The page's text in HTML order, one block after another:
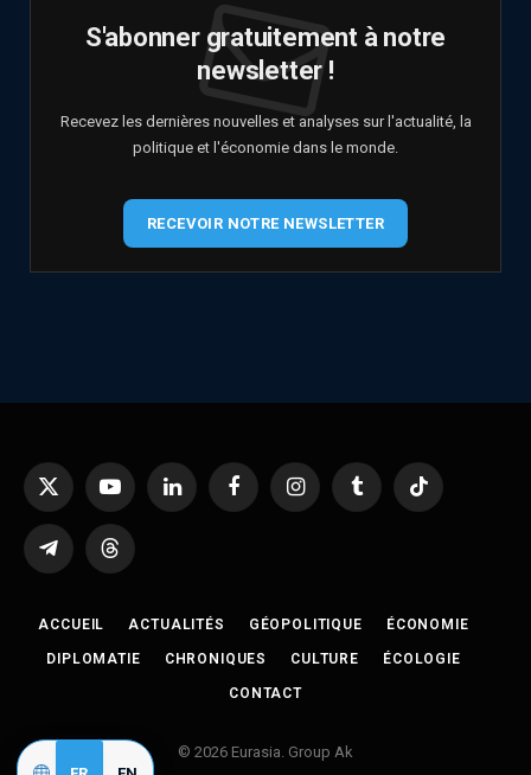
S'abonner gratuitement à notre
newsletter !
Recevez les dernières nouvelles et analyses sur l'actualité, la
politique et l'économie dans le monde.
RECEVOIR NOTRE NEWSLETTER
X
YouTubeLinkedIn FacebookInstagramTumblr TikTok
TelegramThreads
ACCUEIL ACTUALITÉS GÉOPOLITIQUE ÉCONOMIE
DIPLOMATIE CHRONIQUES CULTURE ÉCOLOGIE
CONTACT
© 2026 Eurasia. Group Ak